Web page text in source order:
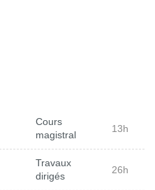
Cours
magistral
13h
Travaux
dirigés
26h